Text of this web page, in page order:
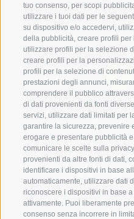
tuo consenso, per scopi
utilizzare i tuoi dati per le
su dispositivo e/o accedervi,
della pubblicità, creare profili per
utilizzare profili per la selezione
creare profili per la
profili per la selezione di
prestazioni degli annunci,
comprendere il pubblico
di dati provenienti da fonti
servizi, utilizzare dati limitati per
garantire la sicurezza, prevenire
erogare e presentare pubblicità
comunicare le scelte sulla
provenienti da altre fonti di dati,
identificare i dispositivi in base
automaticamente, utilizzare dati
riconoscere i dispositivi in base
attivamente. Puoi liberamente
consenso senza incorrere in
+39
info@loewe-
Hotel Loewe
39038 San
Alta